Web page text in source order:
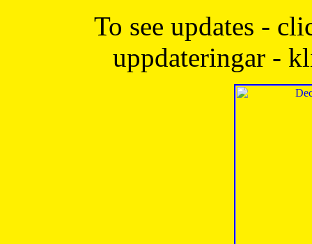
To see updates -
uppdateringar -